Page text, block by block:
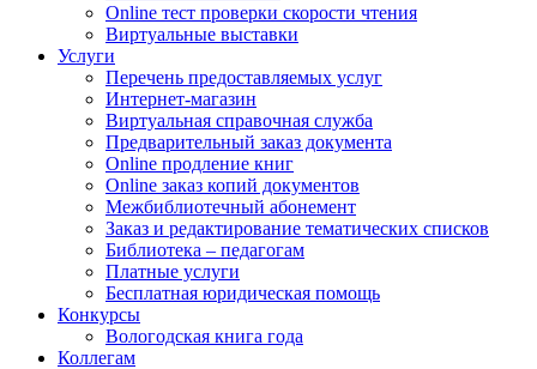
Online тест проверки скорости чтения
Виртуальные выставки
Услуги
Перечень предоставляемых услуг
Интернет-магазин
Виртуальная справочная служба
Предварительный заказ документа
Online продление книг
Online заказ копий документов
Межбиблиотечный абонемент
Заказ и редактирование тематических списков
Библиотека – педагогам
Платные услуги
Бесплатная юридическая помощь
Конкурсы
Вологодская книга года
Коллегам